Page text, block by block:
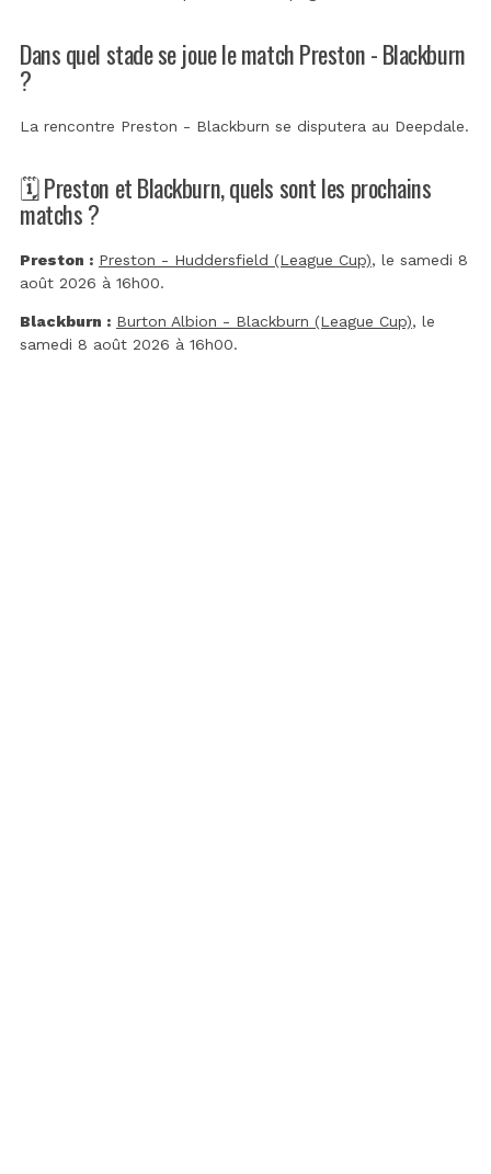
Dans quel stade se joue le match Preston - Blackburn
?
La rencontre Preston - Blackburn se disputera au Deepdale.
🗓️ Preston et Blackburn, quels sont les prochains
matchs ?
Preston : Preston - Huddersfield (League Cup), le samedi 8
août 2026 à 16h00.
Blackburn : Burton Albion - Blackburn (League Cup), le
samedi 8 août 2026 à 16h00.